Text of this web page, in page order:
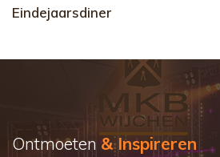
Eindejaarsdiner
Ontmoeten & Inspireren